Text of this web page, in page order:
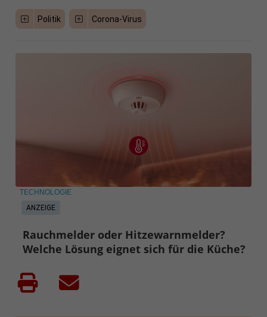
Politik Corona-Virus
ANZEIGE
TECHNOLOGIE
Rauchmelder oder Hitzewarnmelder?
Welche Lösung eignet sich für die Küche?